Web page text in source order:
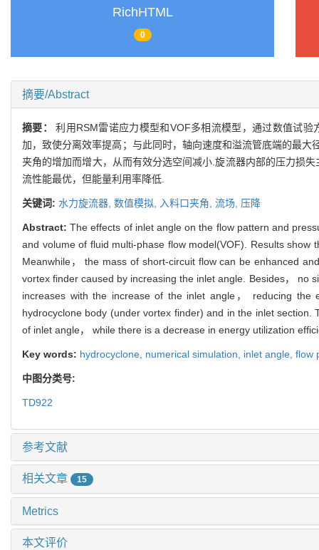
RichHTML
0
摘要/Abstract
摘要：利用RSM雷诺应力模型和VOF多相流模型，通过数值试
加，致使分离效率提高；与此同时，轴向速度和溢流管底端的最
夹角的增加而增大，从而有效分选空间减小.旋流器内部的压力损
流性能最优，但能量利用率降低.
关键词: 水力旋流器, 数值模拟, 入料口夹角, 流场, 压降
Abstract:The effects of inlet angle on the flow pattern and
and volume of fluid multi-phase flow model(VOF). Results
Meanwhile， the mass of short-circuit flow can be enhanced
vortex finder caused by increasing the inlet angle. Besides， no
increases with the increase of the inlet angle， reducing the
hydrocyclone body (under vortex finder) and in the inlet
of inlet angle， while there is a decrease in energy utilization
Key words: hydrocyclone, numerical simulation, inlet angle, flow
中图分类号:
TD922
参考文献
相关文章 15
Metrics
本文评价